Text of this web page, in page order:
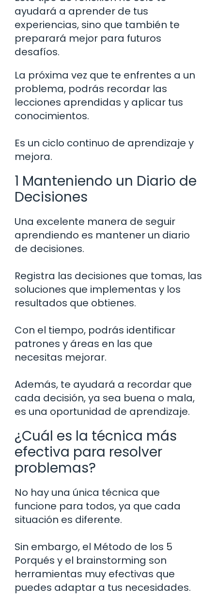
ayudará a aprender de tus
experiencias, sino que también te
preparará mejor para futuros
desafíos.
La próxima vez que te enfrentes a un
problema, podrás recordar las
lecciones aprendidas y aplicar tus
conocimientos.
Es un ciclo continuo de aprendizaje y
mejora.
1 Manteniendo un Diario de
Decisiones
Una excelente manera de seguir
aprendiendo es mantener un diario
de decisiones.
Registra las decisiones que tomas, las
soluciones que implementas y los
resultados que obtienes.
Con el tiempo, podrás identificar
patrones y áreas en las que
necesitas mejorar.
Además, te ayudará a recordar que
cada decisión, ya sea buena o mala,
es una oportunidad de aprendizaje.
¿Cuál es la técnica más
efectiva para resolver
problemas?
No hay una única técnica que
funcione para todos, ya que cada
situación es diferente.
Sin embargo, el Método de los 5
Porqués y el brainstorming son
herramientas muy efectivas que
puedes adaptar a tus necesidades.